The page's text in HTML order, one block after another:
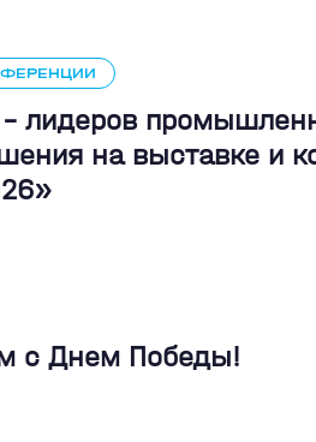
лидеров
на выставке и
с Днем Победы!